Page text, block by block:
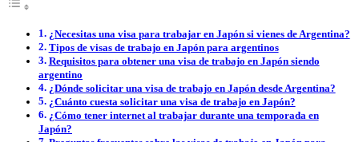
¿Necesitas una visa para trabajar en Japón si vienes de Argentina?
Tipos de visas de trabajo en Japón para argentinos
Requisitos para obtener una visa de trabajo en Japón siendo
argentino
¿Dónde solicitar una visa de trabajo en Japón desde Argentina?
¿Cuánto cuesta solicitar una visa de trabajo en Japón?
¿Cómo tener internet al trabajar durante una temporada en
Japón?